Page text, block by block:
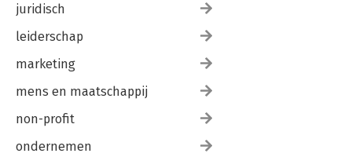
juridisch
leiderschap
marketing
mens en maatschappij
non-profit
ondernemen